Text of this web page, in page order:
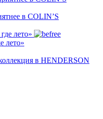
в COLIN’S
лето»